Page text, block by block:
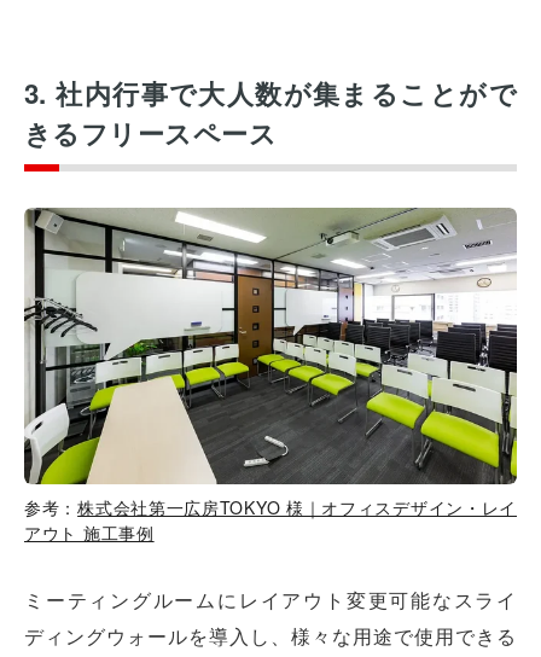
3. 社内行事で大人数が集まることがで
きるフリースペース
参考：株式会社第一広房TOKYO 様｜オフィスデザイン・レイ
アウト 施工事例
ミーティングルームにレイアウト変更可能なスライ
ディングウォールを導入し、様々な用途で使用できる